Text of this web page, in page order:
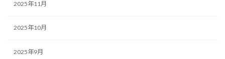
2025年11月
2025年10月
2025年9月